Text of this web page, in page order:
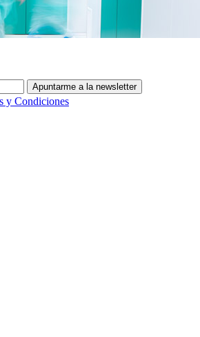
Apuntarme a la newsletter
y Condiciones